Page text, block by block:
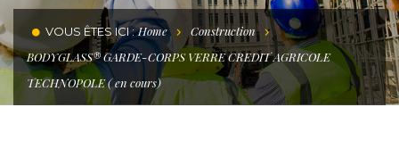
VOUS ÊTES ICI : Home
Construction
BODYGLASS® GARDE-CORPS VERRE CREDIT AGRICOLE
TECHNOPOLE ( en cours)